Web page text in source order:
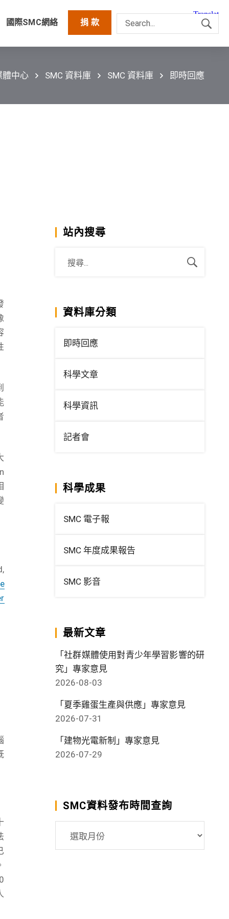
國際SMC網絡 捐 款
體中心 SMC 資料庫 SMC 資料庫 即時回應
站內搜尋
資料庫分類
即時回應
科學文章
科學資訊
記者會
科學成果
SMC 電子報
SMC 年度成果報告
SMC 影音
最新文章
「社群媒體使用對青少年學習影響的研
究」專家意見
2026-08-03
「夏季雞蛋生產與供應」專家意見
2026-07-31
「建物光電新制」專家意見
2026-07-29
SMC資料發布時間查詢